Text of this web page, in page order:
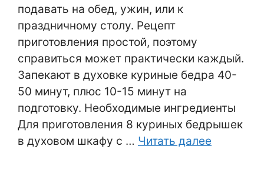
подавать на обед, ужин, или к
праздничному столу. Рецепт
приготовления простой, поэтому
справиться может практически каждый.
Запекают в духовке куриные бедра 40-
50 минут, плюс 10-15 минут на
подготовку. Необходимые ингредиенты
Для приготовления 8 куриных бедрышек
в духовом шкафу с … Читать далее